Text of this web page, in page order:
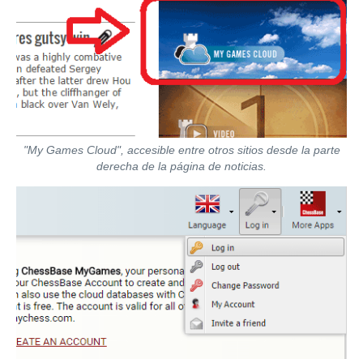
"My Games Cloud", accesible entre otros sitios desde la parte
derecha de la página de noticias.